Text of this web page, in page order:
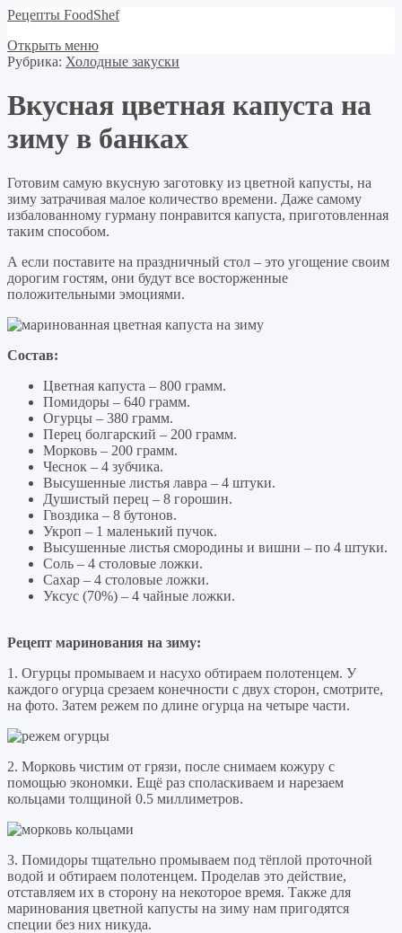
Рецепты FoodShef
Открыть меню
Рубрика: Холодные закуски
Вкусная цветная капуста на
зиму в банках
Готовим самую вкусную заготовку из цветной капусты, на
зиму затрачивая малое количество времени. Даже самому
избалованному гурману понравится капуста, приготовленная
таким способом.
А если поставите на праздничный стол – это угощение своим
дорогим гостям, они будут все восторженные
положительными эмоциями.
Состав:
Цветная капуста – 800 грамм.
Помидоры – 640 грамм.
Огурцы – 380 грамм.
Перец болгарский – 200 грамм.
Морковь – 200 грамм.
Чеснок – 4 зубчика.
Высушенные листья лавра – 4 штуки.
Душистый перец – 8 горошин.
Гвоздика – 8 бутонов.
Укроп – 1 маленький пучок.
Высушенные листья смородины и вишни – по 4 штуки.
Соль – 4 столовые ложки.
Сахар – 4 столовые ложки.
Уксус (70%) – 4 чайные ложки.
Рецепт маринования на зиму:
1. Огурцы промываем и насухо обтираем полотенцем. У
каждого огурца срезаем конечности с двух сторон, смотрите,
на фото. Затем режем по длине огурца на четыре части.
2. Морковь чистим от грязи, после снимаем кожуру с
помощью экономки. Ещё раз споласкиваем и нарезаем
кольцами толщиной 0.5 миллиметров.
3. Помидоры тщательно промываем под тёплой проточной
водой и обтираем полотенцем. Проделав это действие,
отставляем их в сторону на некоторое время. Также для
маринования цветной капусты на зиму нам пригодятся
специи без них никуда.